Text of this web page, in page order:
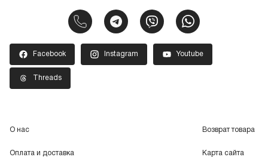
Facebook Instagram Youtube
Threads
О нас
Оплата и доставка
Возврат товара
Карта сайта